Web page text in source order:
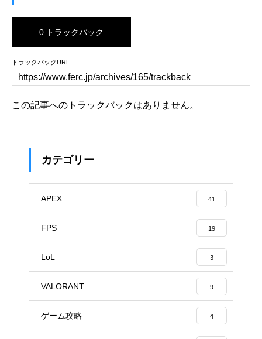
0 トラックバック
トラックバックURL
この記事へのトラックバックはありません。
カテゴリー
APEX 41
FPS 19
LoL 3
VALORANT 9
ゲーム攻略 4